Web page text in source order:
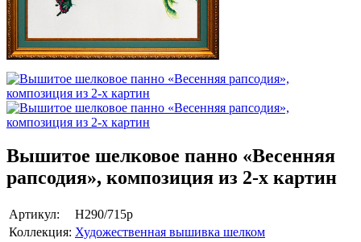
Вышитое шелковое панно «Весенняя
рапсодия», композиция из 2-х картин
Артикул:
Н290/715p
Коллекция: Художественная вышивка шелком